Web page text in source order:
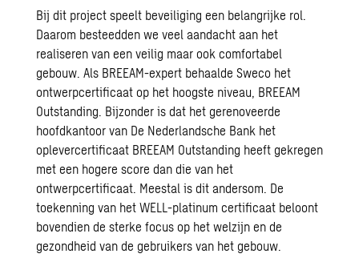
Bij dit project speelt beveiliging een belangrijke rol.
Daarom besteedden we veel aandacht aan het
realiseren van een veilig maar ook comfortabel
gebouw. Als BREEAM-expert behaalde Sweco het
ontwerpcertificaat op het hoogste niveau, BREEAM
Outstanding. Bijzonder is dat het gerenoveerde
hoofdkantoor van De Nederlandsche Bank het
oplevercertificaat BREEAM Outstanding heeft gekregen
met een hogere score dan die van het
ontwerpcertificaat. Meestal is dit andersom. De
toekenning van het WELL-platinum certificaat beloont
bovendien de sterke focus op het welzijn en de
gezondheid van de gebruikers van het gebouw.